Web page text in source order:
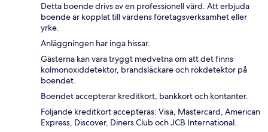
Detta boende drivs av en professionell värd. Att erbjuda
boende är kopplat till värdens företagsverksamhet eller
yrke.
Anläggningen har inga hissar.
Gästerna kan vara tryggt medvetna om att det finns
kolmonoxiddetektor, brandsläckare och rökdetektor på
boendet.
Boendet accepterar kreditkort, bankkort och kontanter.
Följande kreditkort accepteras: Visa, Mastercard, American
Express, Discover, Diners Club och JCB International.